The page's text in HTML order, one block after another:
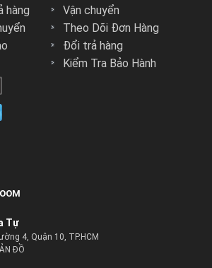
hàng
Vận chuyển
Theo Dõi Đơn Hàng
Đổi trả hàng
Kiểm Tra Bảo Hành
Tự
4, Quận 10, TP.HCM
ĐỒ